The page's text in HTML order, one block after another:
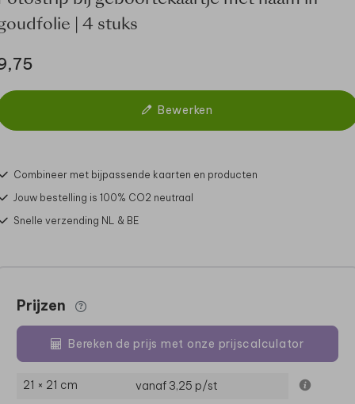
| 4 stuks
Bewerken
Combineer met bijpassende kaarten en producten
Jouw bestelling is 100% CO2 neutraal
Snelle verzending NL & BE
Prijzen
Bereken de prijs met onze prijscalculator
21 × 21 cm vanaf 3,25 p/st